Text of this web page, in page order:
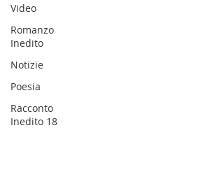
Video
Romanzo
Inedito
Notizie
Poesia
Racconto
Inedito 18